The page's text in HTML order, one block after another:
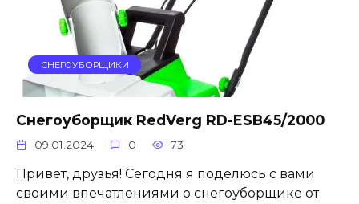
СНЕГОУБОРЩИКИ
Снегоуборщик RedVerg RD-ESB45/2000
09.01.2024 0 73
Привет, друзья! Сегодня я поделюсь с вами
своими впечатлениями о снегоуборщике от